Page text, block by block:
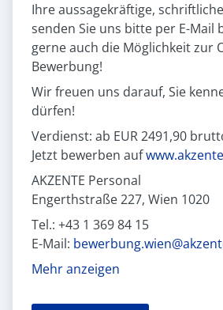
Ihre aussagekräftige,
senden Sie uns bitte per E-Mail
gerne auch die Möglichkeit zur
Bewerbung!
Wir freuen uns darauf, Sie
dürfen!
Verdienst: ab EUR 2491,90
Jetzt bewerben auf
AKZENTE Personal
Engerthstraße 227, Wien 1020
Tel.: +43 1 369 84 15
E-Mail:
Mehr anzeigen